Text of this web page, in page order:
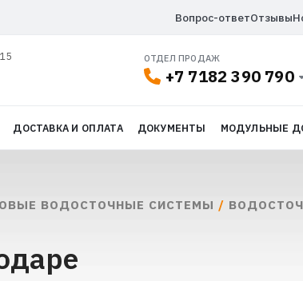
Вопрос-ответОтзывы
ОТДЕЛ ПРОДАЖ
+7 7182 390 790
ДОСТАВКА И ОПЛАТА ДОКУМЕНТЫ МОДУЛЬНЫЕ
ВОДОСТОЧНЫЕ СИСТЕМЫ /